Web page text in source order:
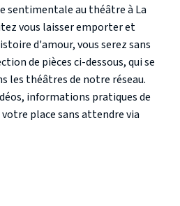
sentimentale au théâtre à La
vous laisser emporter et
d'amour, vous serez sans
de pièces ci-dessous, qui se
les théâtres de notre réseau.
informations pratiques de
place sans attendre via